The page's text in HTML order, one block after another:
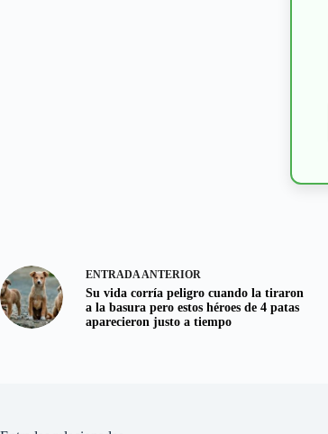
ENTRADA ANTERIOR
Su vida corría peligro cuando la tiraron
a la basura pero estos héroes de 4 patas
aparecieron justo a tiempo